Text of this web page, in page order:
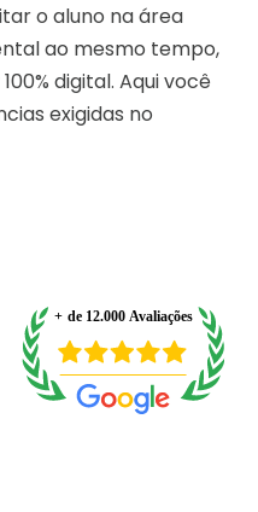
o aluno na área
ao mesmo tempo,
digital. Aqui você
exigidas no